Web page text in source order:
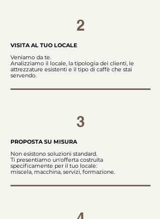
2
VISITA AL TUO LOCALE
Veniamo da te.
Analizziamo il locale, la tipologia dei clienti, le
attrezzature esistenti e il tipo di caffè che stai
servendo.
3
PROPOSTA SU MISURA
Non esistono soluzioni standard.
Ti presentiamo un'offerta costruita
specificamente per il tuo locale:
miscela, macchina, servizi, formazione.